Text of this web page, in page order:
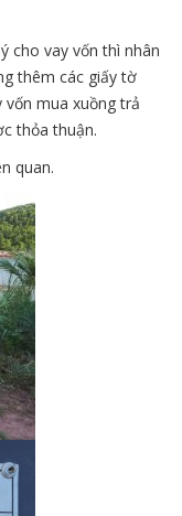
cho vay vốn thì nhân
thêm các giấy tờ
mua xuồng trả
thỏa thuận.
quan.